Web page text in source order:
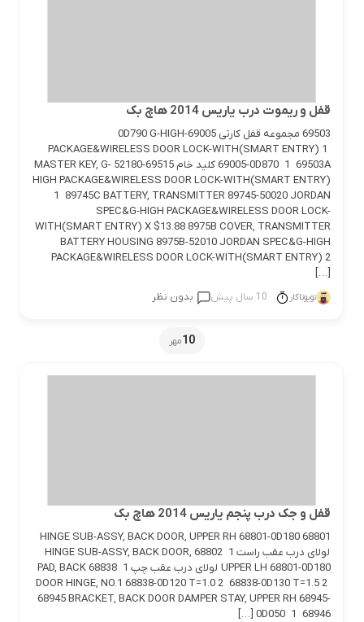
قفل و ریموت درب یاریس 2014 هاچ بک
69503 مجموعه قفل کارتی 69005-0D790 G-HIGH
PACKAGE&WIRELESS DOOR LOCK-WITH(SMART ENTRY) 1
69005-0D870 1 69503A کلید خام 69515-52180 MASTER KEY, G-
HIGH PACKAGE&WIRELESS DOOR LOCK-WITH(SMART ENTRY)
1 89745C BATTERY, TRANSMITTER 89745-50020 JORDAN
SPEC&G-HIGH PACKAGE&WIRELESS DOOR LOCK-
WITH(SMART ENTRY) X $13.88 8975B COVER, TRANSMITTER
BATTERY HOUSING 8975B-52010 JORDAN SPEC&G-HIGH
[…]
تویوتاکار 10 سال پیش بدون نظر
10مهر
قفل و جک درب پنجم یاریس 2014 هاچ بک
68801 HINGE SUB-ASSY, BACK DOOR, UPPER RH 68801-0D180
لولای درب عقب راست 1 68802 HINGE SUB-ASSY, BACK DOOR,
UPPER LH 68801-0D180 لولای درب عقب چپ 1 68838 PAD, BACK
DOOR HINGE, NO.1 68838-0D120 T=1.0 2 68838-0D130 T=1.5 2
68945 BRACKET, BACK DOOR DAMPER STAY, UPPER RH 68945-
0D050 1 68946 […]